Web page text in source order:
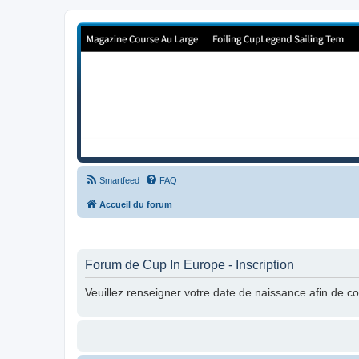
Forum de Cup In Europe
Smartfeed FAQ
Accueil du forum
Forum de Cup In Europe - Inscription
Veuillez renseigner votre date de naissance afin de